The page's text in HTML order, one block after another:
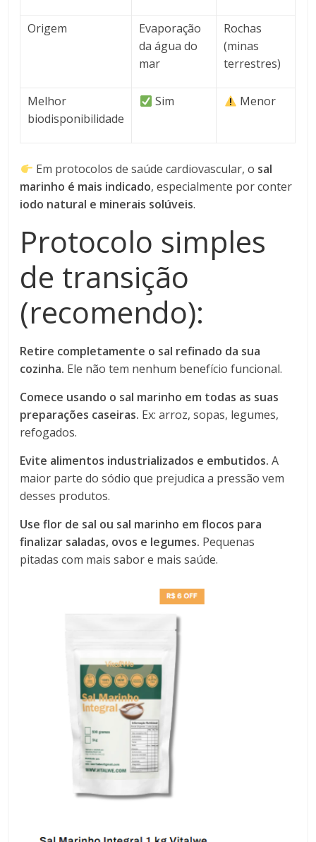
Origem
Evaporação
da água do
mar
Rochas
(minas
terrestres)
Melhor
biodisponibilidade
Sim Menor
Em protocolos de saúde cardiovascular, o sal
marinho é mais indicado, especialmente por conter
iodo natural e minerais solúveis.
Protocolo simples
de transição
(recomendo):
Retire completamente o sal refinado da sua
cozinha. Ele não tem nenhum benefício funcional.
Comece usando o sal marinho em todas as suas
preparações caseiras. Ex: arroz, sopas, legumes,
refogados.
Evite alimentos industrializados e embutidos. A
maior parte do sódio que prejudica a pressão vem
desses produtos.
Use flor de sal ou sal marinho em flocos para
finalizar saladas, ovos e legumes. Pequenas
pitadas com mais sabor e mais saúde.